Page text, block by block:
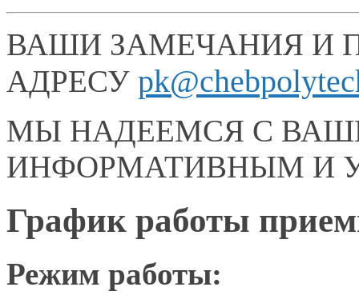
ВАШИ ЗАМЕЧАНИЯ И
АДРЕСУ
МЫ НАДЕЕМСЯ С
ИНФОРМАТИВНЫМ И
График работы
Режим работы: